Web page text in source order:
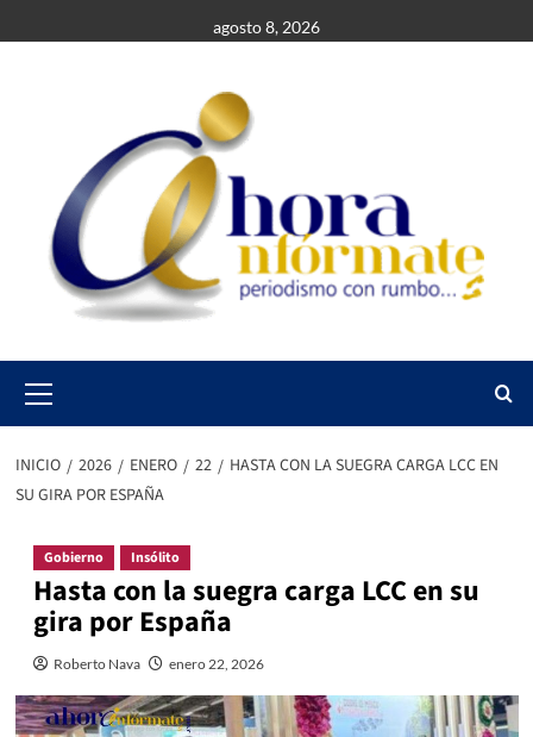
al
agosto 8, 2026
Menu
INICIO 2026 ENERO 22
HASTA CON LA SUEGRA CARGA LCC EN
SU GIRA POR ESPAÑA
Gobierno Insólito
Hasta con la suegra carga LCC en su
gira por España
Roberto Nava enero 22, 2026